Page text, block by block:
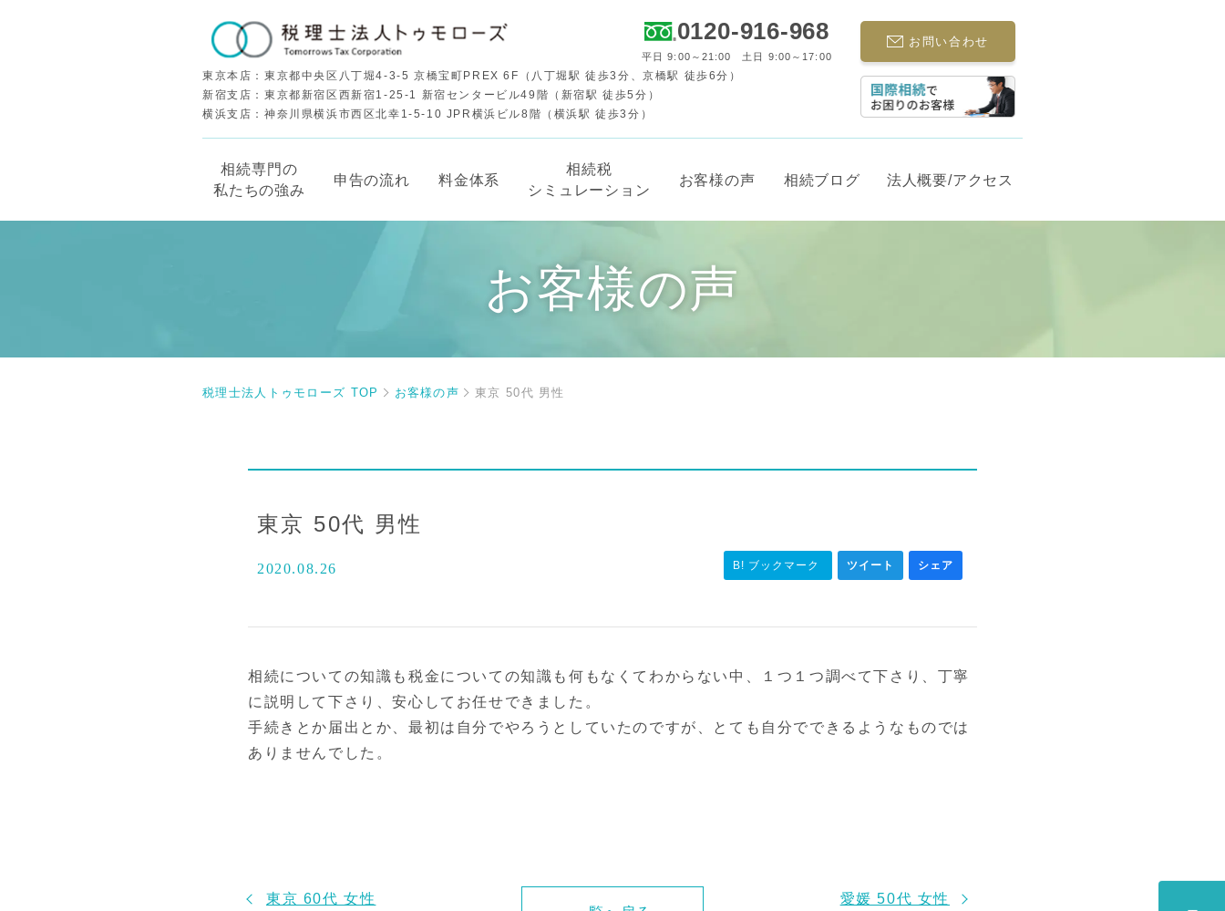
0120-916-968
平日 9:00～21:00 土日 9:00～17:00
お問い合わせ
東京本店：東京都中央区八丁堀4-3-5 京橋宝町PREX 6F（八丁堀駅 徒歩3分、京橋駅 徒歩6分）
新宿支店：東京都新宿区西新宿1-25-1 新宿センタービル49階（新宿駅 徒歩5分）
横浜支店：神奈川県横浜市西区北幸1-5-10 JPR横浜ビル8階（横浜駅 徒歩3分）
相続専門の
私たちの強み
申告の流れ 料金体系
相続税
シミュレーション
お客様の声 相続ブログ 法人概要/アクセス
お客様の声
税理士法人トゥモローズ TOP お客様の声 東京 50代 男性
東京 50代 男性
2020.08.26 B! ブックマーク ツイート シェア
相続についての知識も税金についての知識も何もなくてわからない中、１つ１つ調べて下さり、丁寧
に説明して下さり、安心してお任せできました。
手続きとか届出とか、最初は自分でやろうとしていたのですが、とても自分でできるようなものでは
ありませんでした。
東京 60代 女性
愛媛 50代 女性